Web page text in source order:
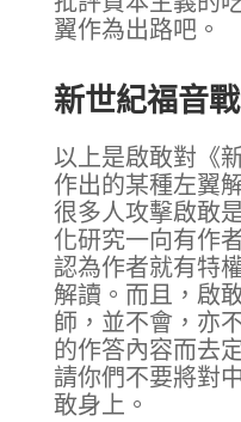
翼作為出路吧。
新世紀福音
以上是啟敢對《
作出的某種左翼
很多人攻擊啟敢
化研究一向有作
認為作者就有特
解讀。而且，啟
師，並不會，亦
的作答內容而去
請你們不要將對
敢身上。